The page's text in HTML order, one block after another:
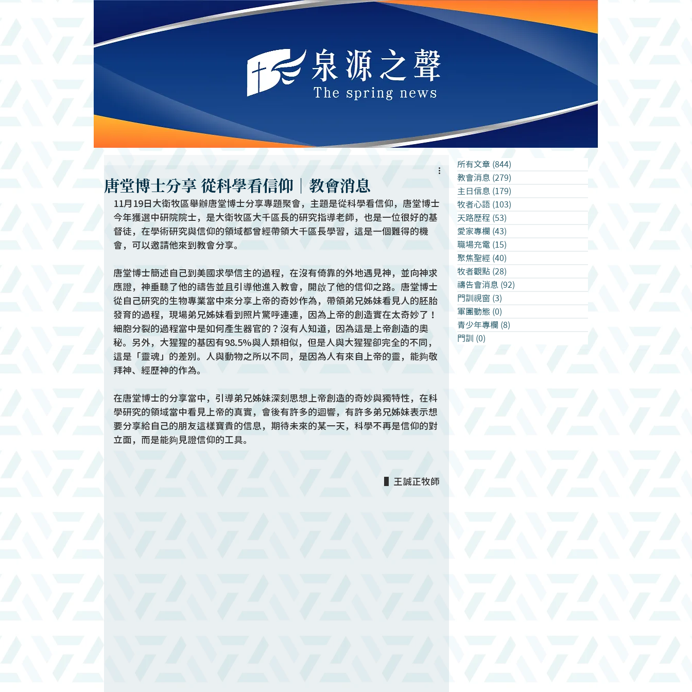
唐堂博士分享 從科學看信仰｜教會消息
11月19日大衛牧區舉辦唐堂博士分享專題聚會，主題是從科學看信仰，唐堂博士
今年獲選中研院院士，是大衛牧區大千區長的研究指導老師，也是一位很好的基
督徒，在學術研究與信仰的領域都曾經帶領大千區長學習，這是一個難得的機
會，可以邀請他來到教會分享。
唐堂博士簡述自己到美國求學信主的過程，在沒有倚靠的外地遇見神，並向神求
應證，神垂聽了他的禱告並且引導他進入教會，開啟了他的信仰之路。唐堂博士
從自己研究的生物專業當中來分享上帝的奇妙作為，帶領弟兄姊妹看見人的胚胎
發育的過程，現場弟兄姊妹看到照片驚呼連連，因為上帝的創造實在太奇妙了！
細胞分裂的過程當中是如何產生器官的？沒有人知道，因為這是上帝創造的奧
秘。另外，大猩猩的基因有98.5%與人類相似，但是人與大猩猩卻完全的不同，
這是「靈魂」的差別。人與動物之所以不同，是因為人有來自上帝的靈，能夠敬
拜神、經歷神的作為。
在唐堂博士的分享當中，引導弟兄姊妹深刻思想上帝創造的奇妙與獨特性，在科
學研究的領域當中看見上帝的真實，會後有許多的迴響，有許多弟兄姊妹表示想
要分享給自己的朋友這樣寶貴的信息，期待未來的某一天，科學不再是信仰的對
立面，而是能夠見證信仰的工具。
▌王誠正牧師
所有文章 (844)
教會消息 (279)
主日信息 (179)
牧者心語 (103)
天路歷程 (53)
愛家專欄 (43)
職場充電 (15)
聚焦聖經 (40)
牧者觀點 (28)
禱告會消息 (92)
門訓視窗 (3)
軍團動態 (0)
青少年專欄 (8)
門訓
(0)